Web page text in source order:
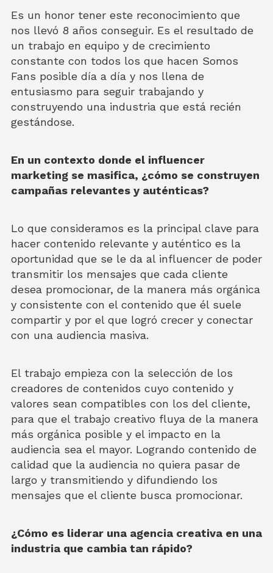
Es un honor tener este reconocimiento que
nos llevó 8 años conseguir. Es el resultado de
un trabajo en equipo y de crecimiento
constante con todos los que hacen Somos
Fans posible día a día y nos llena de
entusiasmo para seguir trabajando y
construyendo una industria que está recién
gestándose.
En un contexto donde el influencer
marketing se masifica, ¿cómo se construyen
campañas relevantes y auténticas?
Lo que consideramos es la principal clave para
hacer contenido relevante y auténtico es la
oportunidad que se le da al influencer de poder
transmitir los mensajes que cada cliente
desea promocionar, de la manera más orgánica
y consistente con el contenido que él suele
compartir y por el que logró crecer y conectar
con una audiencia masiva.
El trabajo empieza con la selección de los
creadores de contenidos cuyo contenido y
valores sean compatibles con los del cliente,
para que el trabajo creativo fluya de la manera
más orgánica posible y el impacto en la
audiencia sea el mayor. Logrando contenido de
calidad que la audiencia no quiera pasar de
largo y transmitiendo y difundiendo los
mensajes que el cliente busca promocionar.
¿Cómo es liderar una agencia creativa en una
industria que cambia tan rápido?